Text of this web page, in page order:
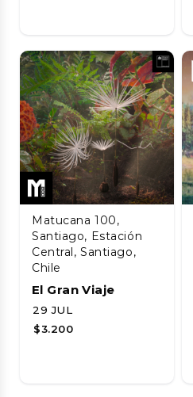
Matucana 100,
Santiago, Estación
Central, Santiago,
Chile
El Gran Viaje
29 JUL
$3.200